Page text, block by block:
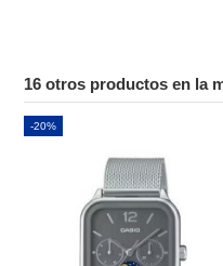
16 otros productos en la
-20%